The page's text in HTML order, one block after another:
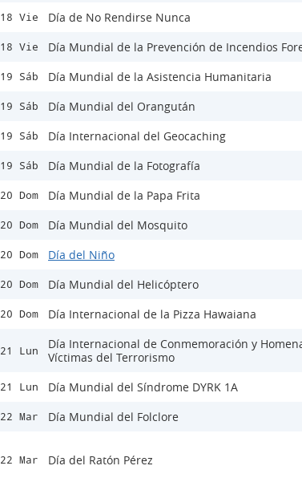
18 Vie Día de No Rendirse Nunca
18 Vie Día Mundial de la Prevención de Incendios
19 Sáb Día Mundial de la Asistencia Humanitaria
19 Sáb Día Mundial del Orangután
19 Sáb Día Internacional del Geocaching
19 Sáb Día Mundial de la Fotografía
20 Dom Día Mundial de la Papa Frita
20 Dom Día Mundial del Mosquito
20 Dom Día del Niño
20 Dom Día Mundial del Helicóptero
20 Dom Día Internacional de la Pizza Hawaiana
21 Lun
Día Internacional de Conmemoración y
Víctimas del Terrorismo
21 Lun Día Mundial del Síndrome DYRK 1A
22 Mar Día Mundial del Folclore
22 Mar Día del Ratón Pérez